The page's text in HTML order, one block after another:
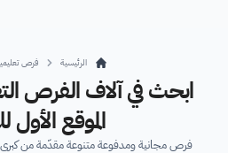
الرئيسية فرص
ابحث في آلاف الفرص
الموقع
فرص مجانية ومدفوعة متنوعة مقدّمة من